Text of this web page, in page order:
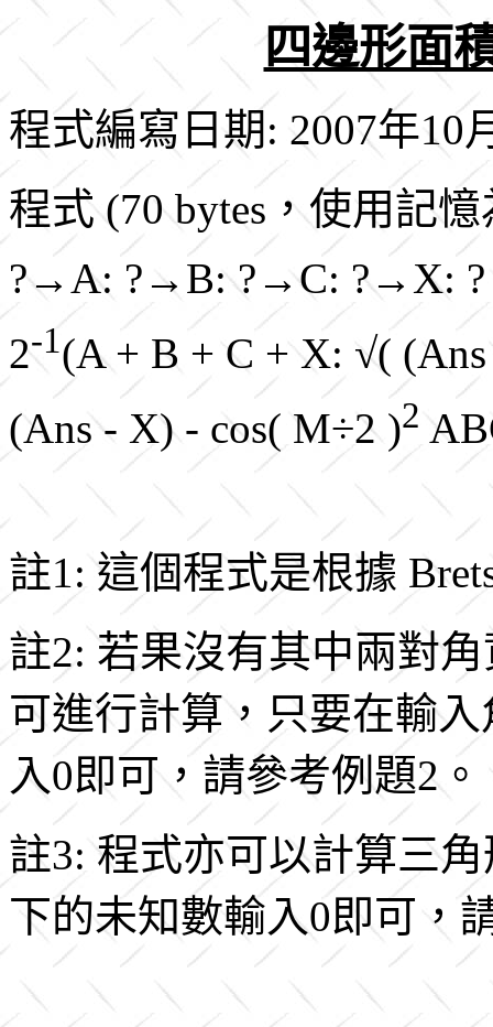
四邊形面
程式編寫日期: 2007年10
程式 (70 bytes，使用記
?→A: ?→B: ?→C: ?→X:
2-1(A + B + C + X: √(
(Ans - X) - cos( M÷2 )2
註1: 這個程式是根據
註2: 若果沒有其中兩對
可進行計算，只要在輸
入0即可，請參考例題2。
註3: 程式亦可以計算三
下的未知數輸入0即可，